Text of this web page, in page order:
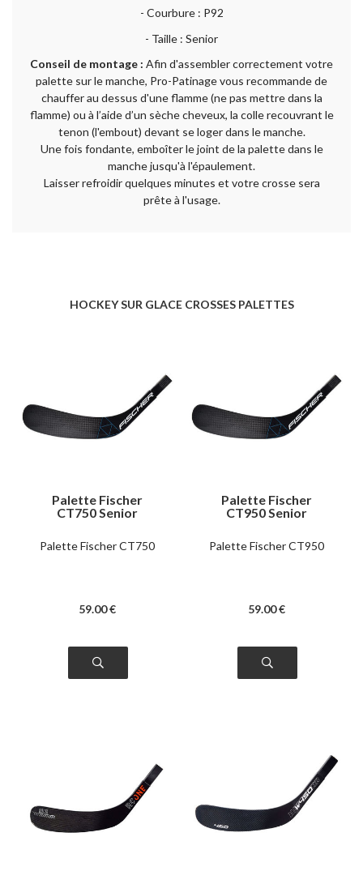
- Courbure : P92
- Taille : Senior
Conseil de montage : Afin d'assembler correctement votre
palette sur le manche, Pro-Patinage vous recommande de
chauffer au dessus d'une flamme (ne pas mettre dans la
flamme) ou à l’aide d’un sèche cheveux, la colle recouvrant le
tenon (l'embout) devant se loger dans le manche.
Une fois fondante, emboîter le joint de la palette dans le
manche jusqu'à l'épaulement.
Laisser refroidir quelques minutes et votre crosse sera
prête à l'usage.
HOCKEY SUR GLACE CROSSES PALETTES
Palette Fischer
CT750 Senior
Palette Fischer CT750
59.00 €
Palette Fischer
CT950 Senior
Palette Fischer CT950
59.00 €